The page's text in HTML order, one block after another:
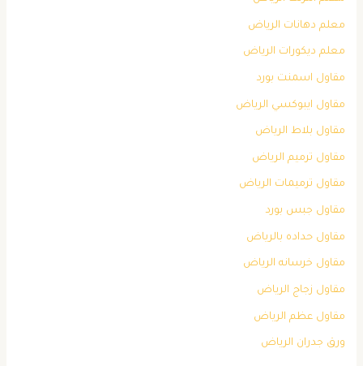
معلم دهانات الرياض
معلم ديكورات الرياض
مقاول اسمنت بورد
مقاول ايبوكسي الرياض
مقاول بلاط الرياض
مقاول ترميم الرياض
مقاول ترميمات الرياض
مقاول جبس بورد
مقاول حداده بالرياض
مقاول خرسانه الرياض
مقاول زجاج الرياض
مقاول عظم الرياض
ورق جدران الرياض